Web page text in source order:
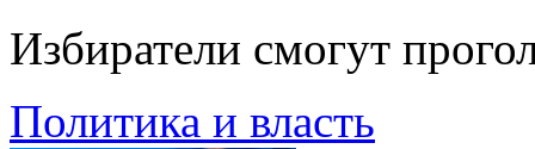
Избиратели смогут
Политика и власть